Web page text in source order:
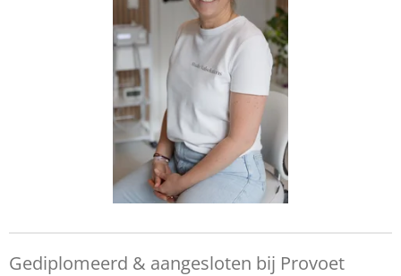
Gediplomeerd & aangesloten bij Provoet